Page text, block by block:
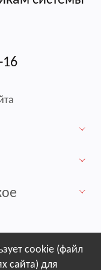
16
cookie (файл
сайта) для